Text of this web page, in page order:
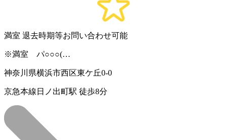
満室 退去時期等お問い合わせ可能
※満室 パ○○○(…
神奈川県横浜市西区東ケ丘0-0
京急本線日ノ出町駅 徒歩8分